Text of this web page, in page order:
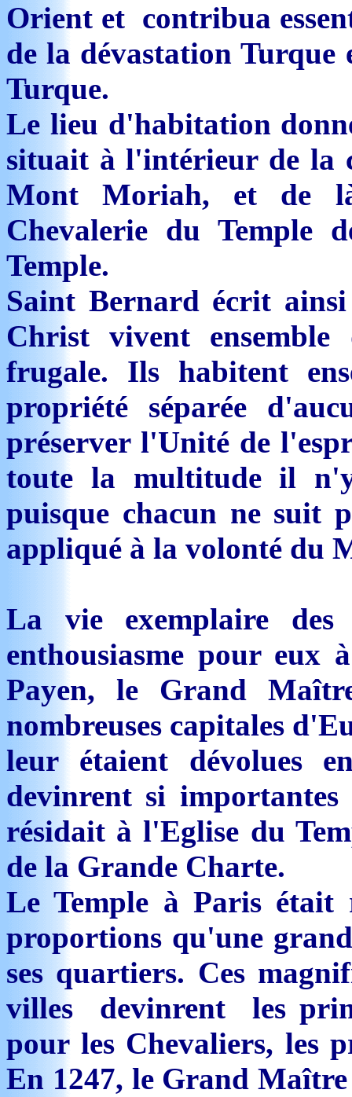
Orient et contribua
de la dévastation Turque
Turque.
Le lieu d'habitation
situait à l'intérieur de la
Mont Moriah, et de
Chevalerie du Temple
Temple.
Saint Bernard écrit
Christ vivent ensemble
frugale. Ils habitent
propriété séparée
préserver l'Unité de
toute la multitude il
puisque chacun ne suit
appliqué à la volonté du
La vie exemplaire des
enthousiasme pour eux
Payen, le Grand
nombreuses capitales
leur étaient dévolues
devinrent si
résidait à l'Eglise du
de la Grande Charte.
Le Temple à Paris était
proportions qu'une
ses quartiers. Ces
villes devinrent les
pour les Chevaliers, les
En 1247, le Grand